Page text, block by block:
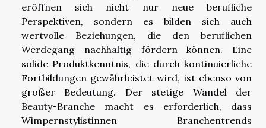
eröffnen sich nicht nur neue berufliche
Perspektiven, sondern es bilden sich auch
wertvolle Beziehungen, die den beruflichen
Werdegang nachhaltig fördern können. Eine
solide Produktkenntnis, die durch kontinuierliche
Fortbildungen gewährleistet wird, ist ebenso von
großer Bedeutung. Der stetige Wandel der
Beauty-Branche macht es erforderlich, dass
Wimpernstylistinnen Branchentrends